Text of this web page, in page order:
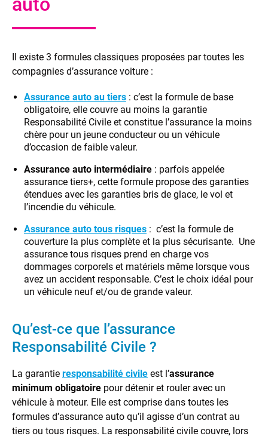
Il existe 3 formules classiques proposées par toutes les
compagnies d’assurance voiture :
Assurance auto au tiers : c’est la formule de base
obligatoire, elle couvre au moins la garantie
Responsabilité Civile et constitue l’assurance la moins
chère pour un jeune conducteur ou un véhicule
d’occasion de faible valeur.
Assurance auto intermédiaire : parfois appelée
assurance tiers+, cette formule propose des garanties
étendues avec les garanties bris de glace, le vol et
l’incendie du véhicule.
Assurance auto tous risques : c’est la formule de
couverture la plus complète et la plus sécurisante. Une
assurance tous risques prend en charge vos
dommages corporels et matériels même lorsque vous
avez un accident responsable. C’est le choix idéal pour
un véhicule neuf et/ou de grande valeur.
Qu’est-ce que l’assurance
Responsabilité Civile ?
La garantie responsabilité civile est l’assurance
minimum obligatoire pour détenir et rouler avec un
véhicule à moteur. Elle est comprise dans toutes les
formules d’assurance auto qu’il agisse d’un contrat au
tiers ou tous risques. La responsabilité civile couvre, lors